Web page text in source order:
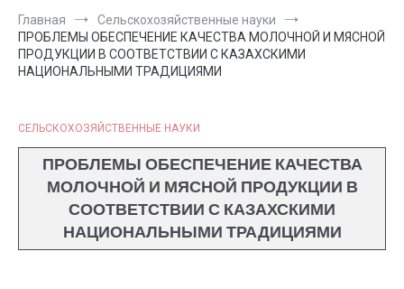
Главная
Сельскохозяйственные науки
ПРОБЛЕМЫ ОБЕСПЕЧЕНИЕ КАЧЕСТВА МОЛОЧНОЙ И МЯСНОЙ
ПРОДУКЦИИ В СООТВЕТСТВИИ С КАЗАХСКИМИ
НАЦИОНАЛЬНЫМИ ТРАДИЦИЯМИ
СЕЛЬСКОХОЗЯЙСТВЕННЫЕ НАУКИ
ПРОБЛЕМЫ ОБЕСПЕЧЕНИЕ КАЧЕСТВА
МОЛОЧНОЙ И МЯСНОЙ ПРОДУКЦИИ В
СООТВЕТСТВИИ С КАЗАХСКИМИ
НАЦИОНАЛЬНЫМИ ТРАДИЦИЯМИ